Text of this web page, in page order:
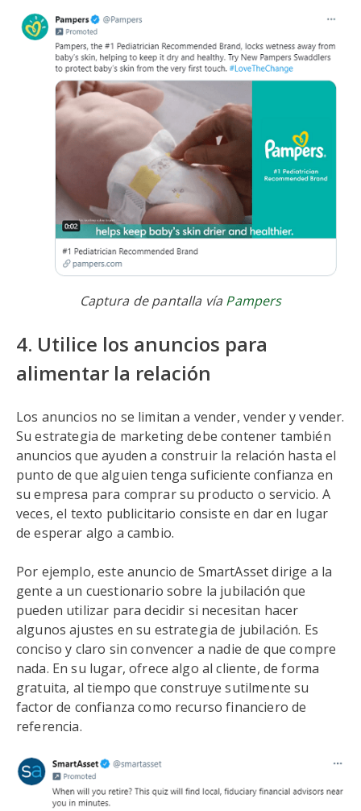
Captura de pantalla vía Pampers
4. Utilice los anuncios para
alimentar la relación
Los anuncios no se limitan a vender, vender y vender.
Su estrategia de marketing debe contener también
anuncios que ayuden a construir la relación hasta el
punto de que alguien tenga suficiente confianza en
su empresa para comprar su producto o servicio. A
veces, el texto publicitario consiste en dar en lugar
de esperar algo a cambio.
Por ejemplo, este anuncio de SmartAsset dirige a la
gente a un cuestionario sobre la jubilación que
pueden utilizar para decidir si necesitan hacer
algunos ajustes en su estrategia de jubilación. Es
conciso y claro sin convencer a nadie de que compre
nada. En su lugar, ofrece algo al cliente, de forma
gratuita, al tiempo que construye sutilmente su
factor de confianza como recurso financiero de
referencia.